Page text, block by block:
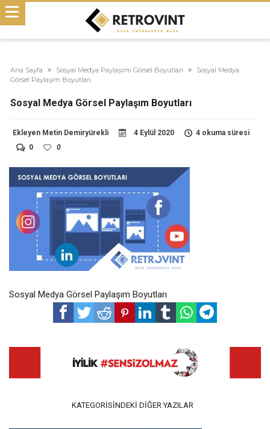
Ana Sayfa Sosyal Medya Paylaşımı Görsel Boyutları
Sosyal Medya
Görsel Paylaşım Boyutları
Sosyal Medya Görsel Paylaşım Boyutları
Ekleyen Metin Demiryürekli 4 Eylül 2020
4 okuma süresi
0
0
Sosyal Medya Görsel Paylaşım Boyutları
KATEGORISINDEKI DIĞER YAZILAR